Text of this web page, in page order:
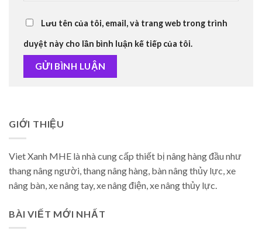
Lưu tên của tôi, email, và trang web trong trình
duyệt này cho lần bình luận kế tiếp của tôi.
GIỚI THIỆU
Viet Xanh MHE là nhà cung cấp thiết bị nâng hàng đầu như
thang nâng người, thang nâng hàng, bàn nâng thủy lực, xe
nâng bàn, xe nâng tay, xe nâng điện, xe nâng thủy lực.
BÀI VIẾT MỚI NHẤT